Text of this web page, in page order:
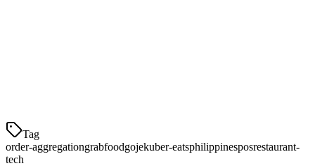
Tag
order-aggregationgrabfoodgojekuber-eatsphilippinesposrestaurant-
tech